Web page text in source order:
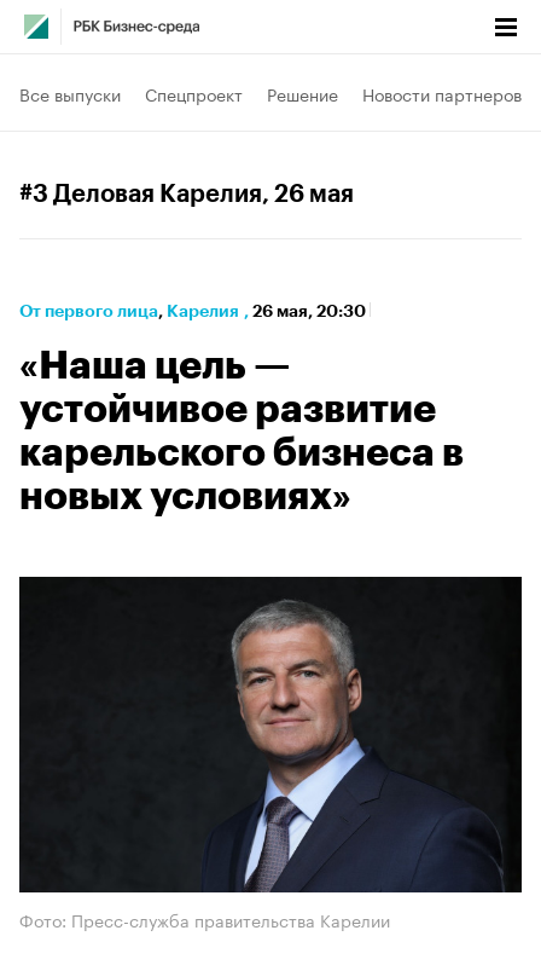
Все выпуски Спецпроект Решение Новости партнеров
#3 Деловая Карелия, 26 мая
От первого лица⁠, Карелия , 26 мая, 20:30
«Наша цель —
устойчивое развитие
карельского бизнеса в
новых условиях»
Фото: Пресс-служба правительства Карелии